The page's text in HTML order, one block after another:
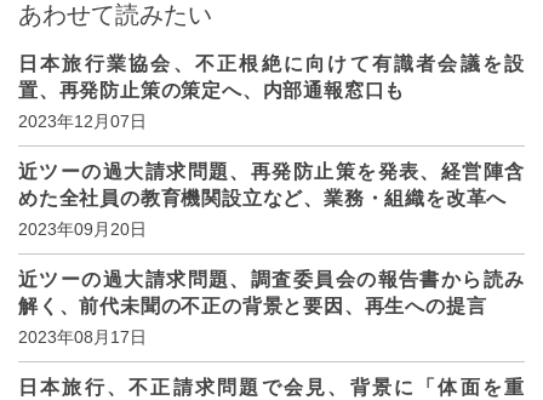
あわせて読みたい
日本旅行業協会、不正根絶に向けて有識者会議を設
置、再発防止策の策定へ、内部通報窓口も
2023年12月07日
近ツーの過大請求問題、再発防止策を発表、経営陣含
めた全社員の教育機関設立など、業務・組織を改革へ
2023年09月20日
近ツーの過大請求問題、調査委員会の報告書から読み
解く、前代未聞の不正の背景と要因、再生への提言
2023年08月17日
日本旅行、不正請求問題で会見、背景に「体面を重